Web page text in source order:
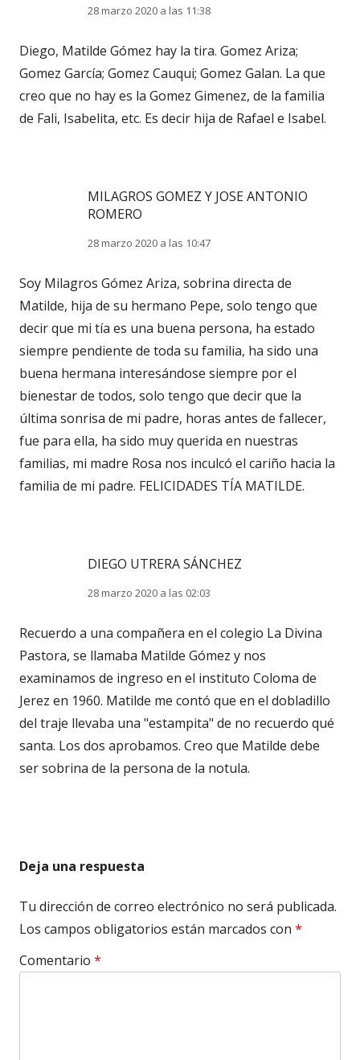
28 marzo 2020 a las 11:38
Diego, Matilde Gómez hay la tira. Gomez Ariza;
Gomez García; Gomez Cauqui; Gomez Galan. La que
creo que no hay es la Gomez Gimenez, de la familia
de Fali, Isabelita, etc. Es decir hija de Rafael e Isabel.
MILAGROS GOMEZ Y JOSE ANTONIO
ROMERO
28 marzo 2020 a las 10:47
Soy Milagros Gómez Ariza, sobrina directa de
Matilde, hija de su hermano Pepe, solo tengo que
decir que mi tía es una buena persona, ha estado
siempre pendiente de toda su familia, ha sido una
buena hermana interesándose siempre por el
bienestar de todos, solo tengo que decir que la
última sonrisa de mi padre, horas antes de fallecer,
fue para ella, ha sido muy querida en nuestras
familias, mi madre Rosa nos inculcó el cariño hacia la
familia de mi padre. FELICIDADES TÍA MATILDE.
DIEGO UTRERA SÁNCHEZ
28 marzo 2020 a las 02:03
Recuerdo a una compañera en el colegio La Divina
Pastora, se llamaba Matilde Gómez y nos
examinamos de ingreso en el instituto Coloma de
Jerez en 1960. Matilde me contó que en el dobladillo
del traje llevaba una "estampita" de no recuerdo qué
santa. Los dos aprobamos. Creo que Matilde debe
ser sobrina de la persona de la notula.
Deja una respuesta
Tu dirección de correo electrónico no será publicada.
Los campos obligatorios están marcados con *
Comentario *